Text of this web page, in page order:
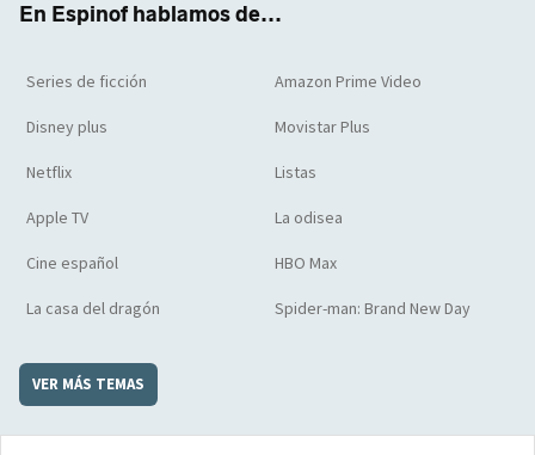
En Espinof hablamos de...
Series de ficción Amazon Prime Video
Disney plus Movistar Plus
Netflix Listas
Apple TV La odisea
Cine español HBO Max
La casa del dragón Spider-man: Brand New Day
VER MÁS TEMAS